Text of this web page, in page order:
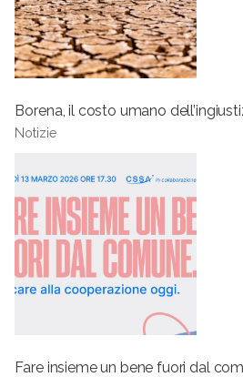
Borena, il costo umano
Notizie
Fare insieme un bene fuori dal